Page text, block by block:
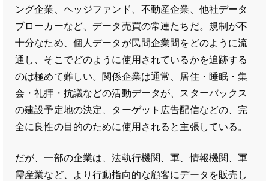
ング企業、ヘッジファンド、不動産企業、他社データ
ブローカーなど、データ売買の常連たちだ。規制が不
十分なため、個人データが民間企業間をどのように流
通し、そこでどのように使用されているかを追跡する
のは極めて難しい。関係企業は通常、居住・睡眠・集
会・礼拝・抗議などの活動データが、スターバックス
の建設予定地の決定、ターゲット広告配信などの、完
全に良性の目的のために使用されると主張している。
だが、一部の企業は、法執行機関、軍、情報機関、軍
需産業など、より行動指向的な顧客にデータを販売し